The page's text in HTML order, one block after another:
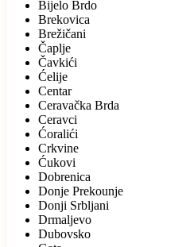
Bijelo Brdo
Brekovica
Brežičani
Čaplje
Čavkići
Ćelije
Centar
Ceravačka Brda
Ceravci
Ćoralići
Crkvine
Ćukovi
Dobrenica
Donje Prekounje
Donji Srbljani
Drmaljevo
Dubovsko